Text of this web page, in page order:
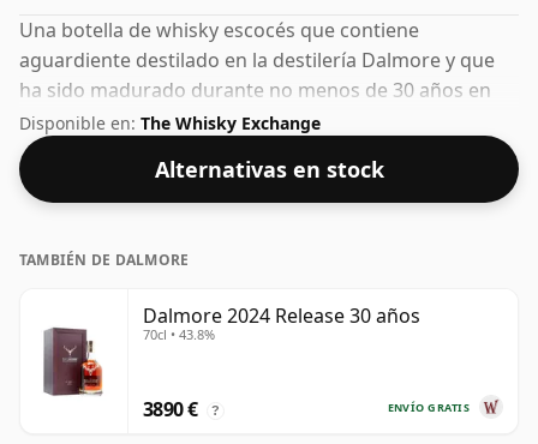
Una botella de whisky escocés que contiene
aguardiente destilado en la destilería Dalmore y que
ha sido madurado durante no menos de 30 años en
barricas de roble. El ABV de este embotellado es del
40% y el tamaño de la botella es estándar de 75 cl.
Disponible en: The Whisky Exchange
Alternativas en stock
TAMBIÉN DE DALMORE
Dalmore 2024 Release 30 años
70cl • 43.8%
ENVÍO GRATIS
3890 € ?